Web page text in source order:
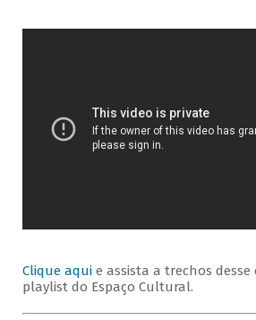
Clique aquie assista a trechos
playlist do Espaço Cultural.